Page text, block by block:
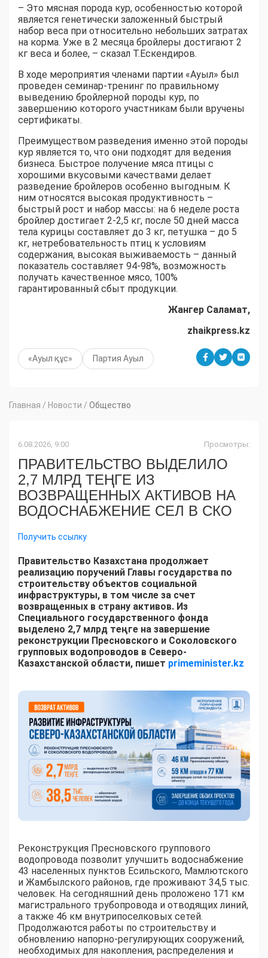
– Это мясная порода кур, особенностью которой
является генетически заложенный быстрый
набор веса при относительно небольших затратах
на корма. Уже в 2 месяца бройлеры достигают 2
кг веса и более, – сказал Т.Ескендиров.
В ходе мероприятия членами партии «Ауыл» был
проведен семинар-тренинг по правильному
выведению бройлерной породы кур, по
завершению которого участникам были вручены
сертификаты.
Преимуществом разведения именно этой породы
кур является то, что они подходят для ведения
бизнеса. Быстрое получение мяса птицы с
хорошими вкусовыми качествами делает
разведение бройлеров особенно выгодным. К
ним относятся высокая продуктивность –
быстрый рост и набор массы: на 6 неделе роста
бройлер достигает 2-2,5 кг, после 50 дней масса
тела курицы составляет до 3 кг, петушка – до 5
кг, нетребовательность птиц к условиям
содержания, высокая выживаемость – данный
показатель составляет 94-98%, возможность
получать качественное мясо, 100%
гарантированный сбыт продукции.
Жангер Саламат,
zhaikpress.kz
«Ауыл құс» Партия Ауыл
Главная / Новости / Общество
6.08.2026, 9:00 Просмотры:
ПРАВИТЕЛЬСТВО ВЫДЕЛИЛО
2,7 МЛРД ТЕҢГЕ ИЗ
ВОЗВРАЩЕННЫХ АКТИВОВ НА
ВОДОСНАБЖЕНИЕ СЕЛ В СКО
Получить ссылку
Правительство Казахстана продолжает
реализацию поручений Главы государства по
строительству объектов социальной
инфраструктуры, в том числе за счет
возвращенных в страну активов. Из
Специального государственного фонда
выделено 2,7 млрд теңге на завершение
реконструкции Пресновского и Соколовского
групповых водопроводов в Северо-
Казахстанской области, пишет primeminister.kz
Реконструкция Пресновского группового
водопровода позволит улучшить водоснабжение
43 населенных пунктов Есильского, Мамлютского
и Жамбылского районов, где проживают 34,5 тыс.
человек. На сегодняшний день проложено 171 км
магистрального трубопровода и отводящих линий,
а также 46 км внутрипоселковых сетей.
Продолжаются работы по строительству и
обновлению напорно-регулирующих сооружений,
необходимых для накопления, распределения и